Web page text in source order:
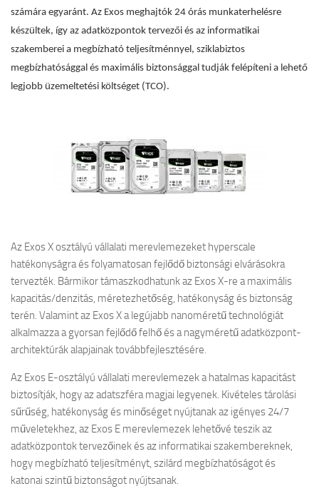
számára egyaránt. Az Exos meghajtók 24 órás munkaterhelésre
készültek, így az adatközpontok tervezői és az informatikai
szakemberei a megbízható teljesítménnyel, sziklabiztos
megbízhatósággal és maximális biztonsággal tudják felépíteni a lehető
legjobb üzemeltetési költséget (TCO).
Az Exos X osztályú vállalati merevlemezeket hyperscale
hatékonyságra és folyamatosan fejlődő biztonsági elvárásokra
tervezték. Bármikor támaszkodhatunk az Exos X-re a maximális
kapacitás/denzitás, méretezhetőség, hatékonyság és biztonság
terén. Valamint az Exos X a legújabb nanoméretű technológiát
alkalmazza a gyorsan fejlődő felhő és a nagyméretű adatközpont-
architektúrák alapjainak továbbfejlesztésére.
Az Exos E-osztályú vállalati merevlemezek a hatalmas kapacitást
biztosítják, hogy az adatszféra magjai legyenek. Kivételes tárolási
sűrűség, hatékonyság és minőséget nyújtanak az igényes 24/7
műveletekhez, az Exos E merevlemezek lehetővé teszik az
adatközpontok tervezőinek és az informatikai szakembereknek,
hogy megbízható teljesítményt, szilárd megbízhatóságot és
katonai szintű biztonságot nyújtsanak.